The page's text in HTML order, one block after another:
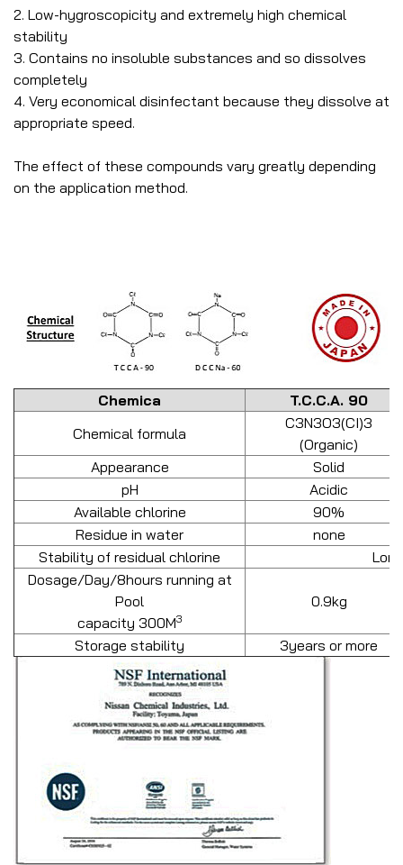
2. Low-hygroscopicity and extremely high chemical
stability
3. Contains no insoluble substances and so dissolves
completely
4. Very economical disinfectant because they dissolve at
appropriate speed.
The effect of these compounds vary greatly depending
on the application method.
Chemica
T.C.C.A. 90
Chemical formula
C3N3O3(CI)3
(Organic)
Appearance
Solid
pH
Acidic
Available chlorine
90%
Residue in water
none
Stability of residual chlorine
Long
Dosage/Day/8hours running at
Pool
capacity 300M3
0.9kg
Storage stability 3years or more